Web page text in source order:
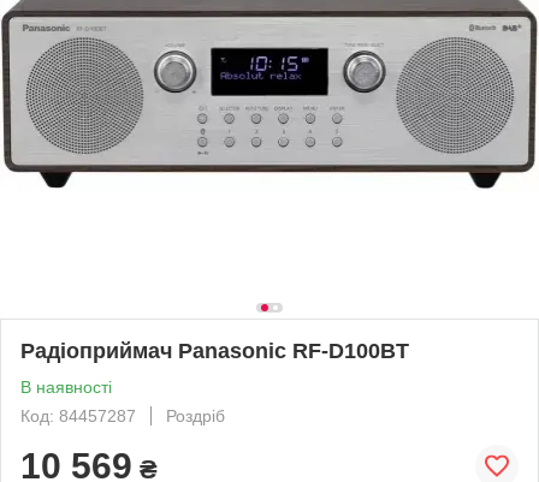
Радіоприймач Panasonic RF-D100BT
В наявності
Код: 84457287
Роздріб
10 569 ₴